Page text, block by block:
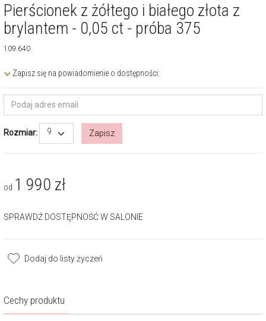
Pierścionek z żółtego i białego złota z
brylantem - 0,05 ct - próba 375
109.640
Zapisz się na powiadomienie o dostępności:
Rozmiar: 9 Zapisz
od 1 990 zł
SPRAWDŹ DOSTĘPNOŚĆ W SALONIE
Dodaj do listy życzeń
Cechy produktu